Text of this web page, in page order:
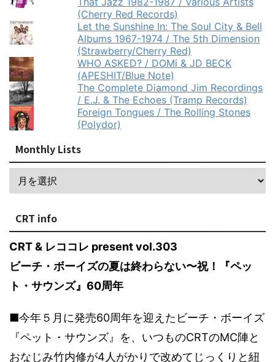
(Cherry Red Records)
Let the Sunshine In: The Soul City & Bell
Albums 1967-1974 / The 5th Dimension
(Strawberry/Cherry Red)
WHO ASKED? / DOMi & JD BECK
(APESHIT/Blue Note)
The Complete Diamond Jim Recordings
/ E.J. & The Echoes (Tramp Records)
Foreign Tongues / The Rolling Stones
(Polydor)
Monthly Lists
CRT info
CRT & レココレ present vol.303
ビーチ・ボーイズの夏は終わらない〜祝！『ペッ
ト・サウンズ』60周年
■今年５月に発売60周年を迎えたビーチ・ボーイズ
『ペット・サウンズ』を、いつものCRTのMC陣と
おなじみ竹内修が4人がかりで改めてじっくりと紐